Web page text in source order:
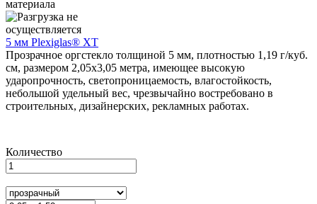
5 мм Plexiglas® XT
Прозрачное оргстекло толщиной 5 мм, плотностью 1,19 г/куб.
см, размером 2,05х3,05 метра, имеющее высокую
ударопрочность, светопроницаемость, влагостойкость,
небольшой удельный вес, чрезвычайно востребовано в
строительных, дизайнерских, рекламных работах.
Количество